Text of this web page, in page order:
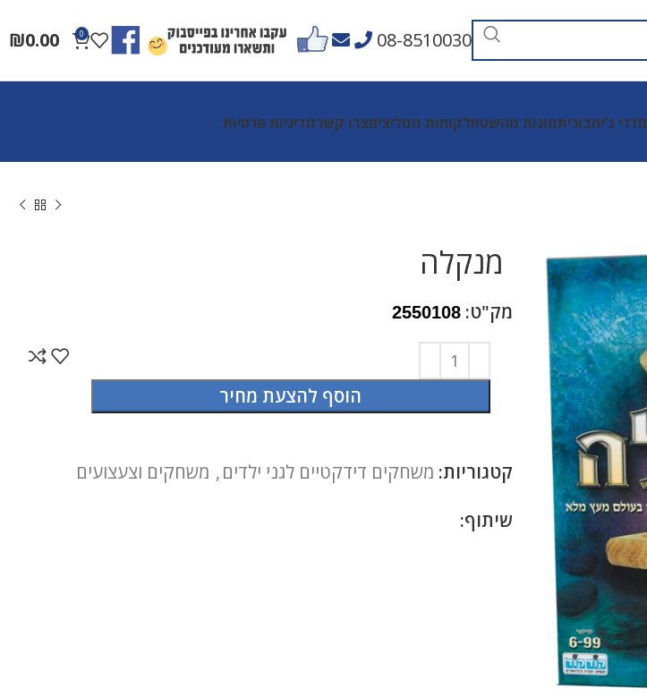
08-8510030
0
₪0.00
חדרי ג’ימבוריתמונות מהשטחלקוחות ממליציםצרו קשרמדיניות פרטיות
מנקלה
מק"ט: 2550108
הוסף להצעת מחיר
קטגוריות: משחקים דידקטיים לגני ילדים, משחקים וצעצועים
שיתוף: